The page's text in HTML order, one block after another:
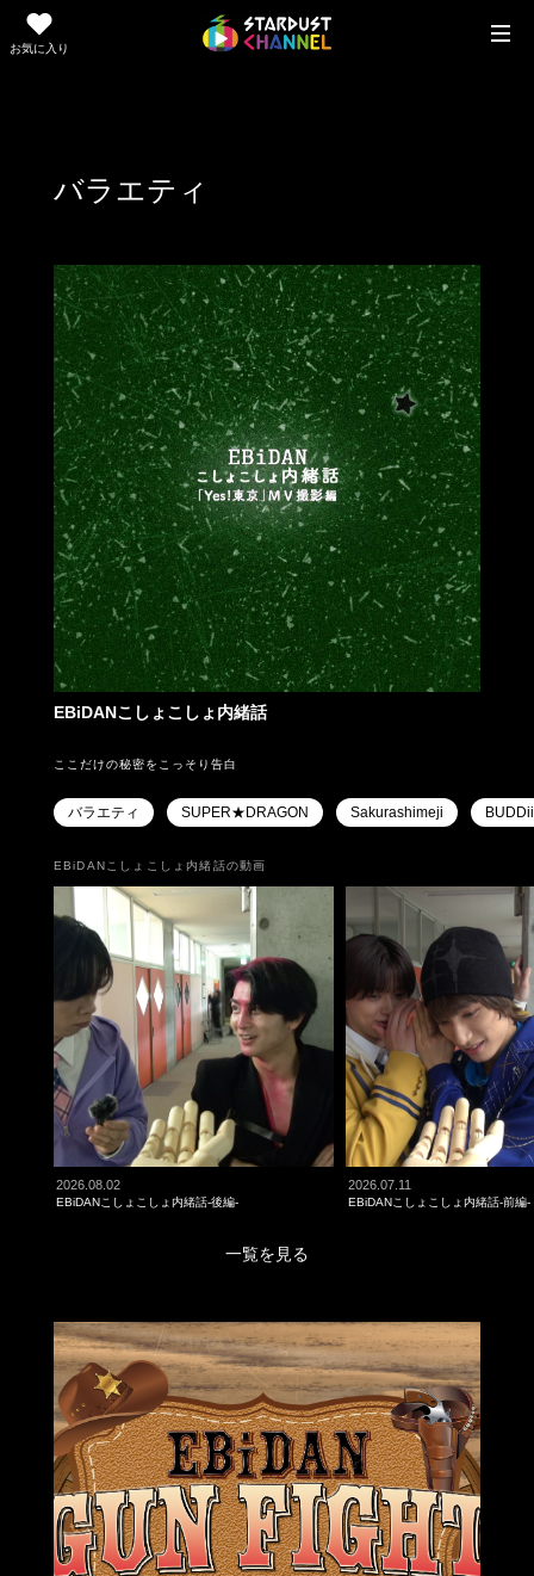
お気に入り
バラエティ
EBiDANこしょこしょ内緒話
ここだけの秘密をこっそり告白
バラエティ SUPER★DRAGON Sakurashimeji
EBiDANこしょこしょ内緒話の動画
2026.08.02
EBiDANこしょこしょ内緒話-後編-
2026.07.11
EBiDANこしょこしょ内緒話-前編-
一覧を見る